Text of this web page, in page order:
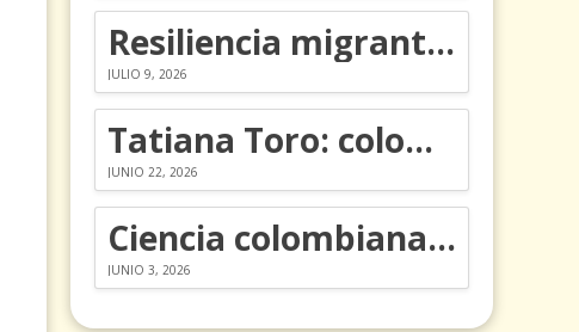
Resiliencia migrante: 5 emociones y cómo gestionarlas
JULIO 9, 2026
Tatiana Toro: colombiana que cambió la historia de las matemáticas
JUNIO 22, 2026
Ciencia colombiana en la revolución de los órganos en chips
JUNIO 3, 2026